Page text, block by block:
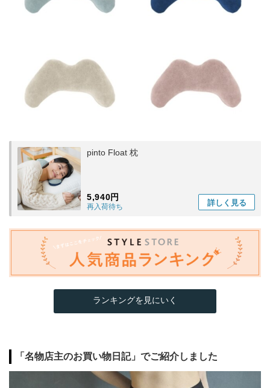
pinto Float 枕
5,940円
再入荷待ち 詳しく 見る
ランキングを見にいく
「名物店主のお買い物日記」でご紹介しました